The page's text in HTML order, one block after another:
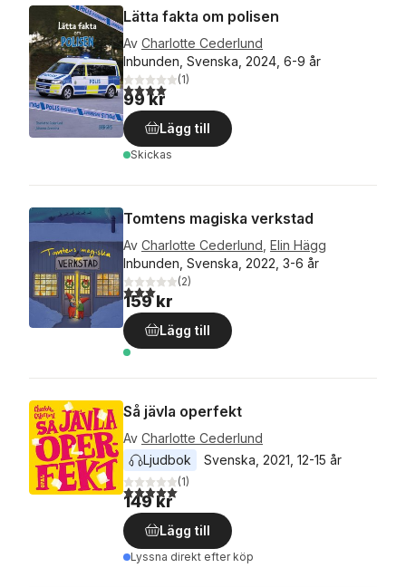
Lätta fakta om polisen
Av Charlotte Cederlund
Inbunden, Svenska, 2024, 6-9 år
4,0utav 5 stjärnor. Totalt antal röster:
(1)
99 kr
Lägg till
Skickas
Tomtens magiska verkstad
Av Charlotte Cederlund, Elin Hägg
Inbunden, Svenska, 2022, 3-6 år
3,0utav 5 stjärnor. Totalt antal röster:
(2)
159 kr
Lägg till
Så jävla operfekt
Av Charlotte Cederlund
Ljudbok
Svenska, 2021, 12-15 år
5,0utav 5 stjärnor. Totalt antal röster:
(1)
149 kr
Lägg till
Lyssna direkt efter köp